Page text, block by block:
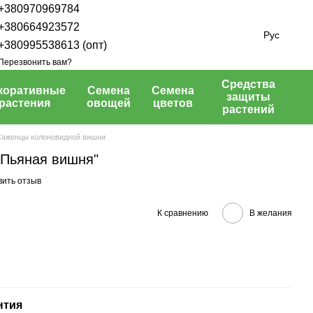
(опт)
вам?
Рус
растения
Семена
овощей
Семена
цветов
Средства
защиты
растений
колоновидной вишни
вишня"
отзыв
К сравнению В желания